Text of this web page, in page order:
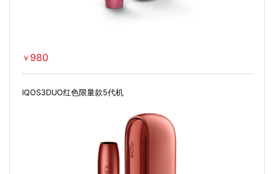
￥ 980
IQOS3DUO红色限量款5代机